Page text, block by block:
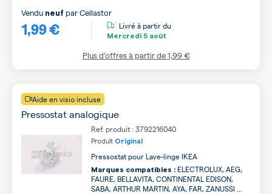
1,99 €
Vendu neuf parCellastor
Livré à partir du
Mercredi 5 août
Plus d’offres à partir de1,99 €
Aide en visio incluse
Pressostat analogique
Ref. produit : 3792216040
Produit Original
Pressostat pour Lave-linge IKEA
Marques compatibles : ELECTROLUX, AEG,
FAURE, BELLAVITA, CONTINENTAL EDISON,
SABA, ARTHUR MARTIN, AYA, FAR, ZANUSSI ...